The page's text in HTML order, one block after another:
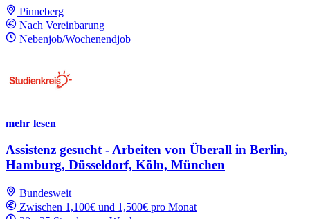
Pinneberg
Nach Vereinbarung
Nebenjob/Wochenendjob
mehr lesen
Assistenz gesucht - Arbeiten von Überall in Berlin,
Hamburg, Düsseldorf, Köln, München
Bundesweit
Zwischen 1,100€ und 1,500€ pro Monat